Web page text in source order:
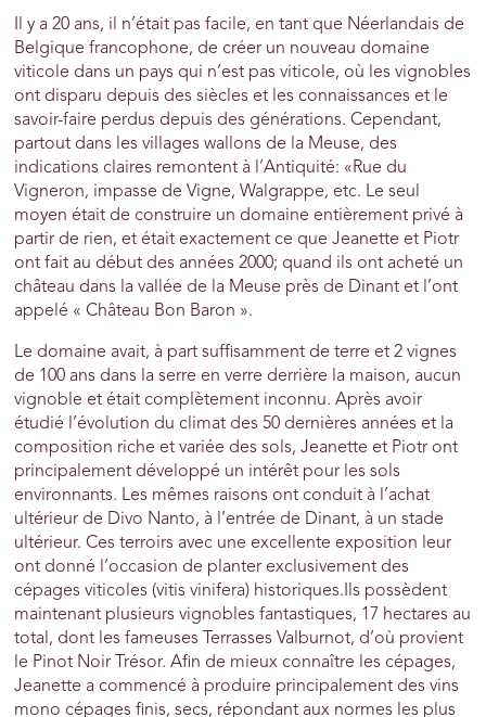
Il y a 20 ans, il n’était pas facile, en tant que Néerlandais de
Belgique francophone, de créer un nouveau domaine
viticole dans un pays qui n’est pas viticole, où les vignobles
ont disparu depuis des siècles et les connaissances et le
savoir-faire perdus depuis des générations. Cependant,
partout dans les villages wallons de la Meuse, des
indications claires remontent à l’Antiquité: «Rue du
Vigneron, impasse de Vigne, Walgrappe, etc. Le seul
moyen était de construire un domaine entièrement privé à
partir de rien, et était exactement ce que Jeanette et Piotr
ont fait au début des années 2000; quand ils ont acheté un
château dans la vallée de la Meuse près de Dinant et l’ont
appelé « Château Bon Baron ».
Le domaine avait, à part suffisamment de terre et 2 vignes
de 100 ans dans la serre en verre derrière la maison, aucun
vignoble et était complètement inconnu. Après avoir
étudié l’évolution du climat des 50 dernières années et la
composition riche et variée des sols, Jeanette et Piotr ont
principalement développé un intérêt pour les sols
environnants. Les mêmes raisons ont conduit à l’achat
ultérieur de Divo Nanto, à l’entrée de Dinant, à un stade
ultérieur. Ces terroirs avec une excellente exposition leur
ont donné l’occasion de planter exclusivement des
cépages viticoles (vitis vinifera) historiques.Ils possèdent
maintenant plusieurs vignobles fantastiques, 17 hectares au
total, dont les fameuses Terrasses Valburnot, d’où provient
le Pinot Noir Trésor. Afin de mieux connaître les cépages,
Jeanette a commencé à produire principalement des vins
mono cépages finis, secs, répondant aux normes les plus